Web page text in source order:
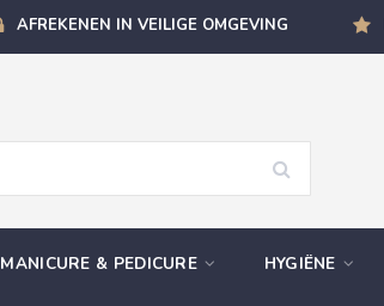
AFREKENEN IN VEILIGE OMGEVING
MANICURE & PEDICURE HYGIËNE